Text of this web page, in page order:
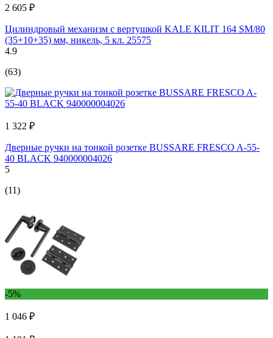
2 605 ₽
Цилиндровый механизм с вертушкой KALE KILIT 164 SM/80
(35+10+35) мм, никель, 5 кл. 25575
4.9
(63)
1 322 ₽
Дверные ручки на тонкой розетке BUSSARE FRESCO A-55-
40 BLACK 940000004026
5
(11)
-5%
1 046 ₽